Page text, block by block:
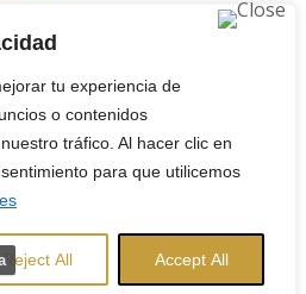
tu experiencia de
o contenidos
tráfico. Al hacer clic en
para que utilicemos
Reject All Accept All
a 18:00pm
y estate al día de
ámbito fiscal que pueden
|Política de